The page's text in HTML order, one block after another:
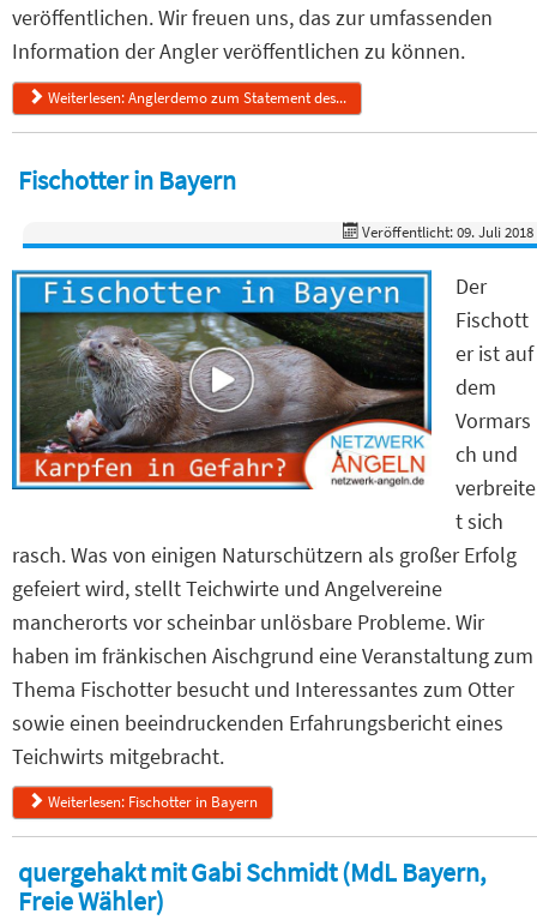
veröffentlichen. Wir freuen uns, das zur umfassenden
Information der Angler veröffentlichen zu können.
Weiterlesen: Anglerdemo zum Statement des...
Fischotter in Bayern
Veröffentlicht: 09. Juli 2018
Der
Fischott
er ist auf
dem
Vormars
ch und
verbreite
t sich
rasch. Was von einigen Naturschützern als großer Erfolg
gefeiert wird, stellt Teichwirte und Angelvereine
mancherorts vor scheinbar unlösbare Probleme. Wir
haben im fränkischen Aischgrund eine Veranstaltung zum
Thema Fischotter besucht und Interessantes zum Otter
sowie einen beeindruckenden Erfahrungsbericht eines
Teichwirts mitgebracht.
Weiterlesen: Fischotter in Bayern
quergehakt mit Gabi Schmidt (MdL Bayern,
Freie Wähler)